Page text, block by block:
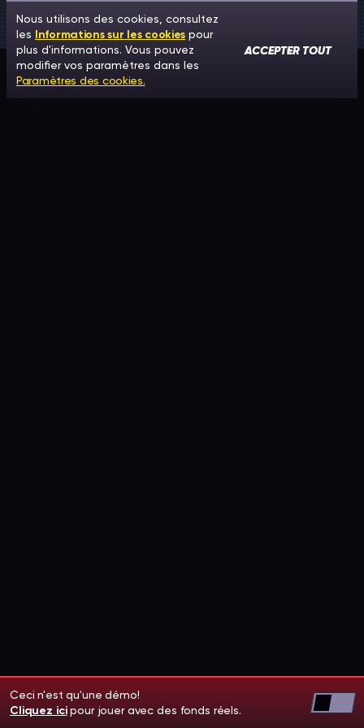
Ceci n'est qu'une démo!
Cliquez icipour jouer avec des fonds réels.
Nous utilisons des cookies, consultez
les Informations sur les cookies pour
plus d'informations. Vous pouvez
modifier vos paramètres dans les
Paramètres des cookies.
ACCEPTER TOUT